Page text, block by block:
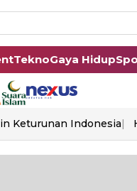
TeknoGaya Hidup
Keturunan Indonesia